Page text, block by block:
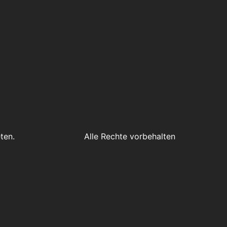
Alle Rechte vorbehalten